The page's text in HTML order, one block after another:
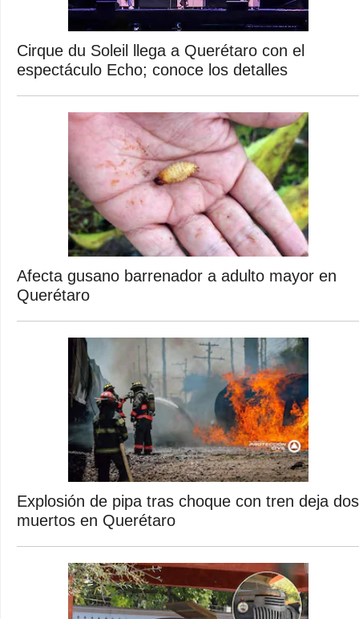
Cirque du Soleil llega a Querétaro con el
espectáculo Echo; conoce los detalles
Afecta gusano barrenador a adulto mayor en
Querétaro
Explosión de pipa tras choque con tren deja dos
muertos en Querétaro